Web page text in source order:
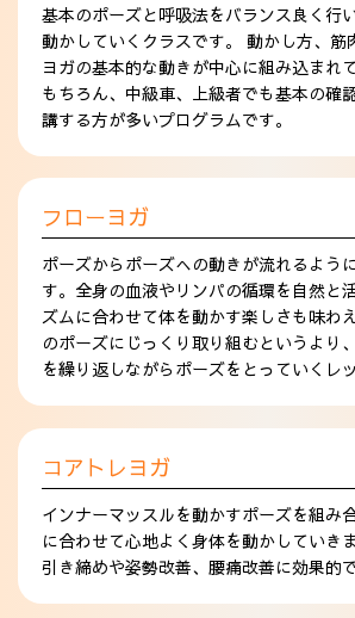
基本のポーズと呼吸法をバランス良く行
動かしていくクラスです。 動かし方、筋
ヨガの基本的な動きが中心に組み込まれ
もちろん、中級車、上級者でも基本の確
講する方が多いプログラムです。
フローヨガ
ポーズからポーズへの動きが流れるよう
す。全身の血液やリンパの循環を自然と
ズムに合わせて体を動かす楽しさも味わ
のポーズにじっくり取り組むというより
を繰り返しながらポーズをとっていくレ
コアトレヨガ
インナーマッスルを動かすポーズを組み
に合わせて心地よく身体を動かしていき
引き締めや姿勢改善、腰痛改善に効果的で